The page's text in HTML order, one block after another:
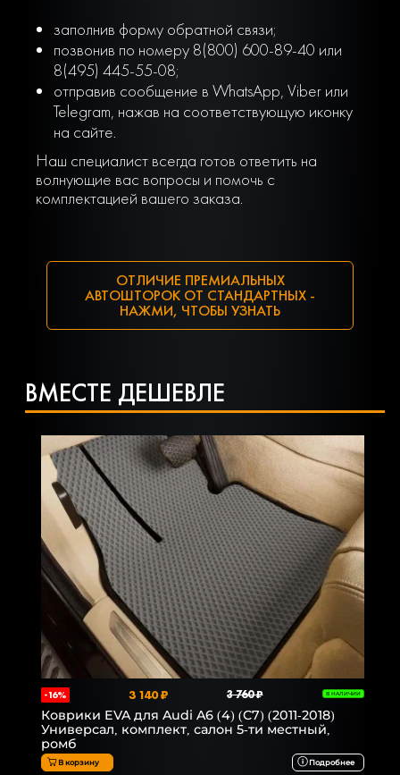
заполнив форму обратной связи;
позвонив по номеру 8(800) 600-89-40 или
8(495) 445-55-08;
отправив сообщение в WhatsApp, Viber или
Telegram, нажав на соответствующую иконку
на сайте.
Наш специалист всегда готов ответить на
волнующие вас вопросы и помочь с
комплектацией вашего заказа.
ОТЛИЧИЕ ПРЕМИАЛЬНЫХ
АВТОШТОРОК ОТ СТАНДАРТНЫХ -
НАЖМИ, ЧТОБЫ УЗНАТЬ
ВМЕСТЕ ДЕШЕВЛЕ
-16% 3 140 ₽ 3 760 ₽ В НАЛИЧИИ
Коврики EVA для Audi A6 (4) (C7) (2011-2018)
Универсал, комплект, салон 5-ти местный,
ромб
В корзину Подробнее